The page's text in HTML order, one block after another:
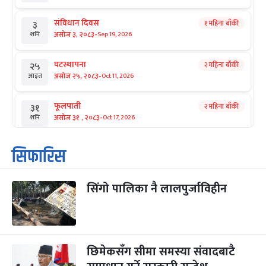
३
शनि
संविधान दिवस
असोज ३, २०८३-Sep 19, 2026
१ महिना बाँकी
२५
आइत
घटस्थापना
असोज २५, २०८३-Oct 11, 2026
२ महिना बाँकी
३१
शनि
फूलपाती
असोज ३१ , २०८३-Oct 17, 2026
२ महिना बाँकी
१
आइत
कार्तिक सङ्क्रान्ति
कार्तिक १, २०८३
३
मंगल
महानवमी
कार्तिक ३, २०८३
२ महिना बाँकी
४
कार्तिक ४, २०८३ -Oct 21, 2026
सिफारिस
सिंगो पालिका नै लालपुर्जाविहीन
छिमेकसँग सीमा समस्या संवादबाटै